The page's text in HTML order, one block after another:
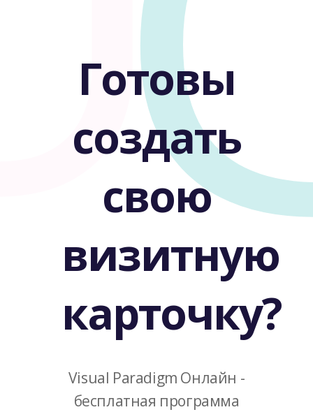
Готовы
создать
свою
визитную
карточку?
Visual Paradigm Онлайн -
бесплатная программа